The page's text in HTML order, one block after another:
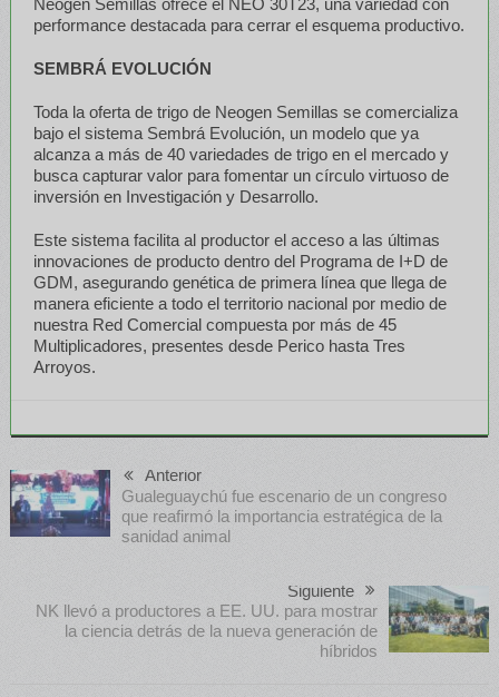
performance destacada para cerrar el esquema productivo.
SEMBRÁ EVOLUCIÓN
Toda la oferta de trigo de Neogen Semillas se comercializa
bajo el sistema Sembrá Evolución, un modelo que ya
alcanza a más de 40 variedades de trigo en el mercado y
busca capturar valor para fomentar un círculo virtuoso de
inversión en Investigación y Desarrollo.
Este sistema facilita al productor el acceso a las últimas
innovaciones de producto dentro del Programa de I+D de
GDM, asegurando genética de primera línea que llega de
manera eficiente a todo el territorio nacional por medio de
nuestra Red Comercial compuesta por más de 45
Multiplicadores, presentes desde Perico hasta Tres
Arroyos.
Anterior
Gualeguaychú fue escenario de un congreso
que reafirmó la importancia estratégica de la
sanidad animal
Siguiente
NK llevó a productores a EE. UU. para mostrar
la ciencia detrás de la nueva generación de
híbridos